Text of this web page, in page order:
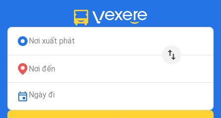
Nơi xuất phát
Nơi đến
Ngày đi